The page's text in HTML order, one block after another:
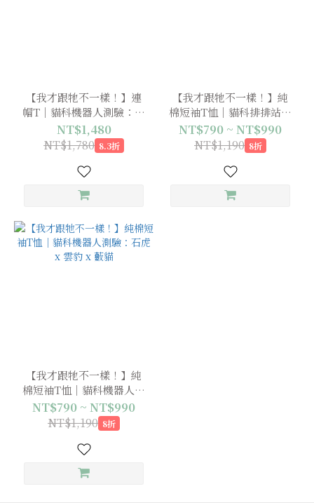
【我才跟牠不一樣！】連
帽T｜貓科機器人測驗：石
虎 x 雲豹 x 藪貓
NT$1,480
NT$1,780 8.3折
【我才跟牠不一樣！】純
棉短袖T恤｜貓科排排站：
石虎 x 雲豹 x 藪貓
NT$790 ~ NT$990
NT$1,190 8折
【我才跟牠不一樣！】純
棉短袖T恤｜貓科機器人測
驗：石虎 x 雲豹 x 藪貓
NT$790 ~ NT$990
NT$1,190 8折